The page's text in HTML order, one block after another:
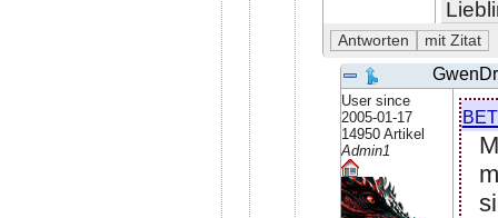
User since
2005-01-17
14950 Artikel
Admin1